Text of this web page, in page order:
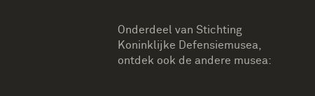
Onderdeel van Stichting
Koninklijke Defensiemusea,
ontdek ook de andere musea: